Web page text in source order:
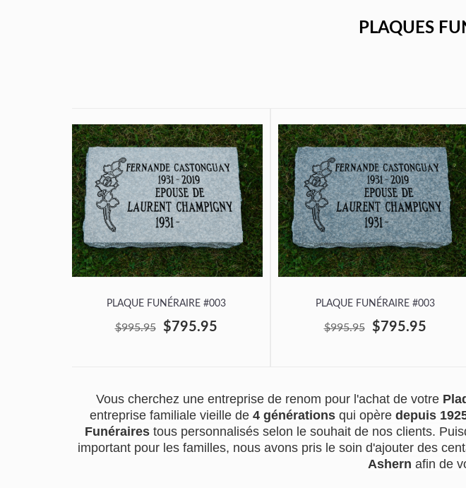
PLAQUES
PLAQUE FUNÉRAIRE #003
$995.95 $795.95
PLAQUE FUNÉRAIRE #003
$995.95 $795.95
Vous cherchez une entreprise de renom pour l'achat de votre
entreprise familiale vieille de 4 générations qui opère depuis
Funérairestous personnalisés selon le souhait de nos clients.
important pour les familles, nous avons pris le soin d'ajouter des
Ashern afin de